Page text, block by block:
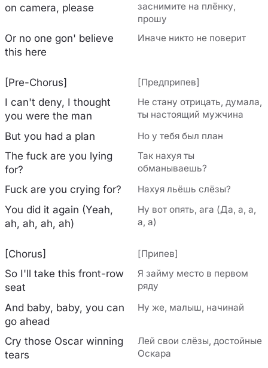
on camera, please
заснимите на плёнку,
прошу
Or no one gon' believe
this here
Иначе никто не поверит
[Pre-Chorus] [Предприпев]
I can't deny, I thought
you were the man
Не стану отрицать, думала,
ты настоящий мужчина
But you had a plan Но у тебя был план
The fuck are you lying
for?
Так нахуя ты
обманываешь?
Fuck are you crying for? Нахуя льёшь слёзы?
You did it again (Yeah,
ah, ah, ah, ah)
Ну вот опять, ага (Да, а, а,
а, а)
[Chorus] [Припев]
So I'll take this front-row
seat
Я займу место в первом
ряду
And baby, baby, you can
go ahead
Ну же, малыш, начинай
Cry those Oscar winning
tears
Лей свои слёзы, достойные
Оскара